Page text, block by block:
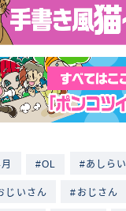
OL あしらい
じいさん おじさん